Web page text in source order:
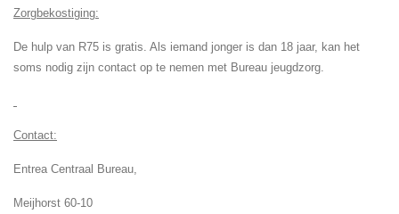
Zorgbekostiging:
De hulp van R75 is gratis. Als iemand jonger is dan 18 jaar, kan het
soms nodig zijn contact op te nemen met Bureau jeugdzorg.
Contact:
Entrea Centraal Bureau,
Meijhorst 60-10